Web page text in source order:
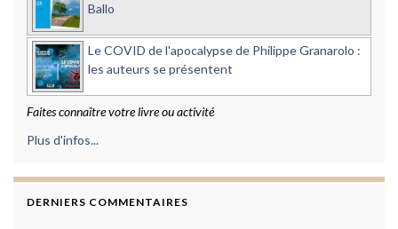
Ballo
Le COVID de l'apocalypse de Philippe Granarolo :
les auteurs se présentent
Faites connaître votre livre ou activité
Plus d'infos...
DERNIERS COMMENTAIRES